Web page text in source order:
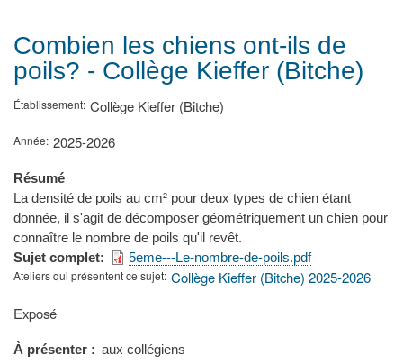
d'Ariane
Combien les chiens ont-ils de
poils? - Collège Kieffer (Bitche)
Établissement Collège Kieffer (Bitche)
Année 2025-2026
Résumé
La densité de poils au cm² pour deux types de chien étant
donnée, il s'agit de décomposer géométriquement un chien pour
connaître le nombre de poils qu'il revêt.
Sujet complet
5eme---Le-nombre-de-poils.pdf
Ateliers qui présentent ce sujet Collège Kieffer (Bitche) 2025-2026
Type
présentation
Exposé
À présenter aux collégiens